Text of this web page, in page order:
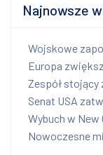
Najnowsze
Wojskowe
Europa
Zespół
Senat USA
Wybuch w New
Nowoczesne